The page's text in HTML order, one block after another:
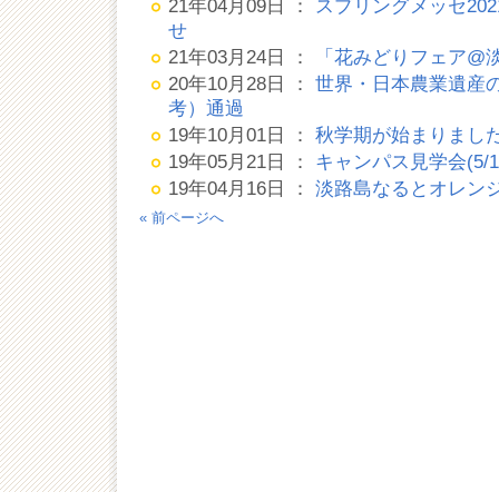
21年04月09日 ： スプリングメッセ
せ
21年03月24日 ：
「花みどりフェア@
20年10月28日 ： 世界・日本農業遺産
考）通過
19年10月01日 ： 秋学期が始まりまし
19年05月21日 ： キャンパス見学会(5/
19年04月16日 ： 淡路島なるとオレン
« 前ページへ